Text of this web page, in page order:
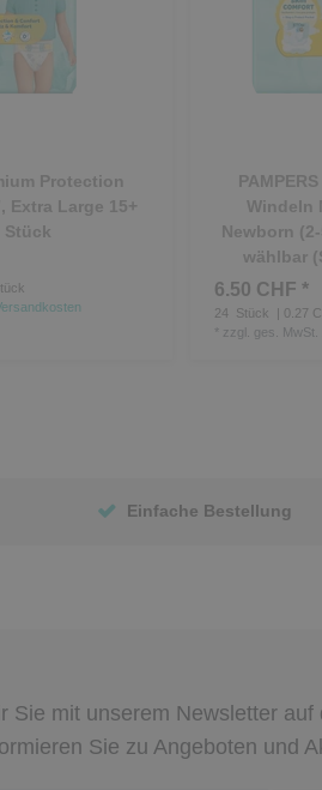
Protection
Extra Large 15+
Stück
Windeln
Newborn
wählbar
6.50 CHF *
24 Stück
| 0.27
zzgl. ges. MwSt.
Einfache Bestellung
Sie mit unserem Newsletter auf
Sie zu Angeboten und